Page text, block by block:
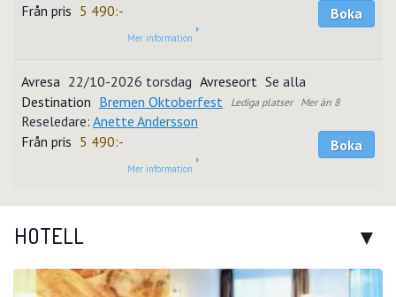
5 490:- Boka
Mer information
22/10-2026 torsdag
Se alla
Bremen Oktoberfest
Reseledare: Anette Andersson
Mer än 8
5 490:- Boka
Mer information
HOTELL